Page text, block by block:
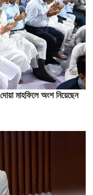
মাহফিলে অংশ নিয়েছেন